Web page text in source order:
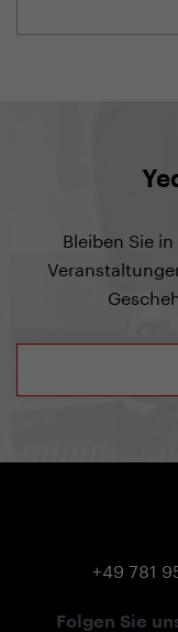
Bleiben Sie
+49 781
Folgen Sie